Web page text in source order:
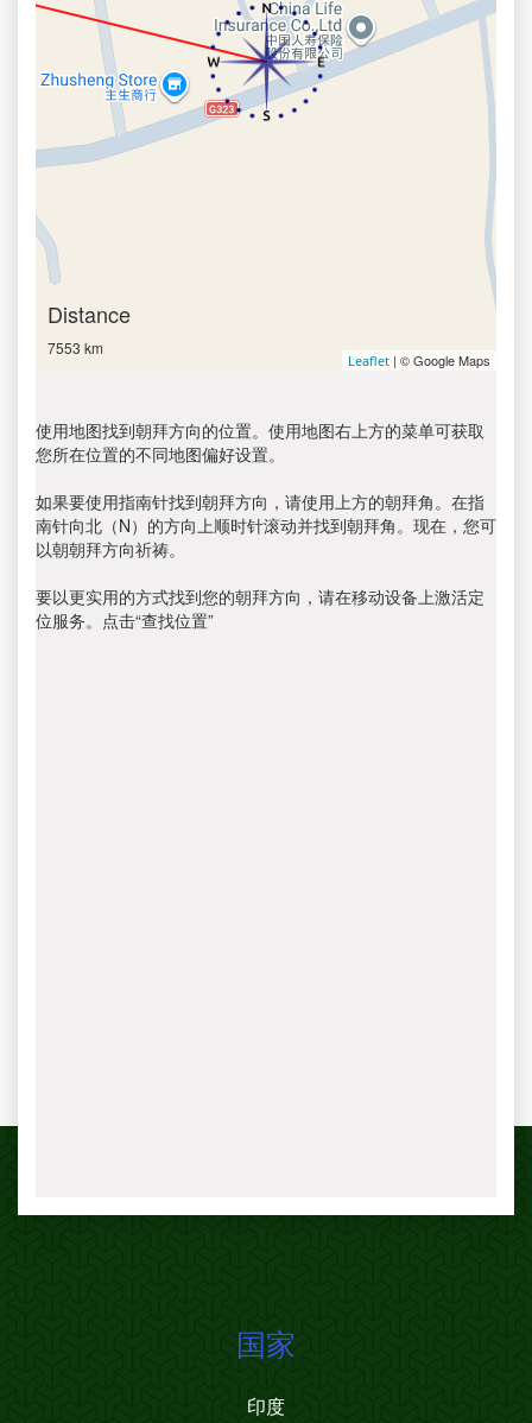
Distance
7553 km
Leaflet | © Google Maps
使用地图找到朝拜方向的位置。使用地图右上方的菜单可获取
您所在位置的不同地图偏好设置。
如果要使用指南针找到朝拜方向，请使用上方的朝拜角。在指
南针向北（N）的方向上顺时针滚动并找到朝拜角。现在，您可
以朝朝拜方向祈祷。
要以更实用的方式找到您的朝拜方向，请在移动设备上激活定
位服务。点击“查找位置”
国家
印度